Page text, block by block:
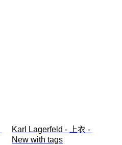
Karl Lagerfeld - 上衣 -
New with tags